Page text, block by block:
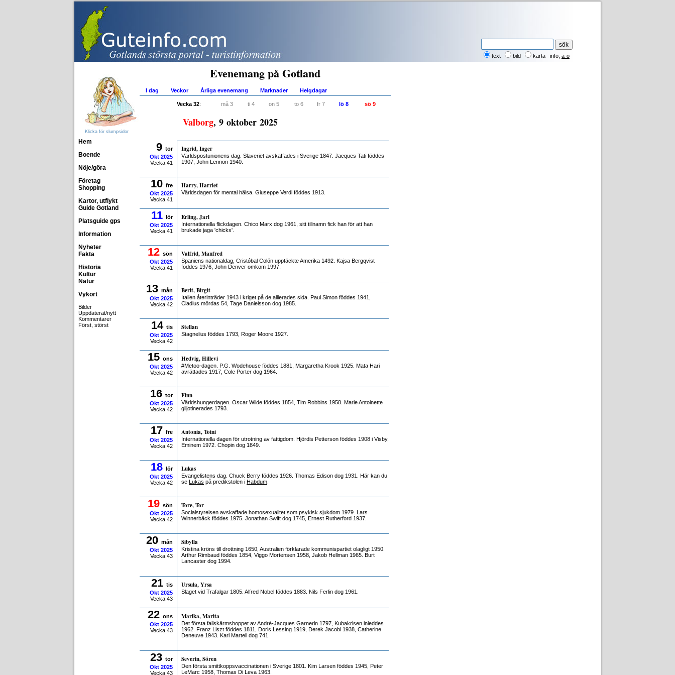
text bild karta info a-ö
Klicka för slumpsidor
Hem
Boende
Nöje/göra
Företag
Shopping
Kartor, utflykt
Guide Gotland
Platsguide gps
Information
Nyheter
Fakta
Historia
Kultur
Natur
Vykort
Bilder
Uppdaterat/nytt
Kommentarer
Först, störst
Evenemang på Gotland
I dag Veckor Årliga evenemang Marknader Helgdagar
Vecka 32: må 3 ti 4 on 5 to 6 fr 7 lö 8 sö 9
Valborg, 9 oktober 2025
9 tor
Okt 2025
Vecka 41
Ingrid, Inger
Världspostunionens dag. Slaveriet avskaffades i Sverige 1847. Jacques Tati föddes
1907, John Lennon 1940.
10 fre
Okt 2025
Vecka 41
Harry, Harriet
Världsdagen för mental hälsa. Giuseppe Verdi föddes 1913.
11 lör
Okt 2025
Vecka 41
Erling, Jarl
Internationella flickdagen. Chico Marx dog 1961, sitt tillnamn fick han för att han
brukade jaga 'chicks'.
12 sön
Okt 2025
Vecka 41
Valfrid, Manfred
Spaniens nationaldag, Cristóbal Colón upptäckte Amerika 1492. Kajsa Bergqvist
föddes 1976, John Denver omkom 1997.
13 mån
Okt 2025
Vecka 42
Berit, Birgit
Italien återinträder 1943 i kriget på de allierades sida. Paul Simon föddes 1941,
Cladius mördas 54, Tage Danielsson dog 1985.
14 tis
Okt 2025
Vecka 42
Stellan
Stagnelius föddes 1793, Roger Moore 1927.
15 ons
Okt 2025
Vecka 42
Hedvig, Hillevi
#Metoo-dagen. P.G. Wodehouse föddes 1881, Margaretha Krook 1925. Mata Hari
avrättades 1917, Cole Porter dog 1964.
16 tor
Okt 2025
Vecka 42
Finn
Världshungerdagen. Oscar Wilde föddes 1854, Tim Robbins 1958. Marie Antoinette
giljotinerades 1793.
17 fre
Okt 2025
Vecka 42
Antonia, Toini
Internationella dagen för utrotning av fattigdom. Hjördis Petterson föddes 1908 i Visby,
Eminem 1972. Chopin dog 1849.
18 lör
Okt 2025
Vecka 42
Lukas
Evangelistens dag. Chuck Berry föddes 1926. Thomas Edison dog 1931. Här kan du
se Lukas på predikstolen i Habdum
19 sön
Okt 2025
Vecka 42
Tore, Tor
Socialstyrelsen avskaffade homosexualitet som psykisk sjukdom 1979. Lars
Winnerbäck föddes 1975. Jonathan Swift dog 1745, Ernest Rutherford 1937.
20 mån
Okt 2025
Vecka 43
Sibylla
Kristina kröns till drottning 1650, Australien förklarade kommunispartiet olagligt 1950.
Arthur Rimbaud föddes 1854, Viggo Mortensen 1958, Jakob Hellman 1965. Burt
Lancaster dog 1994.
21 tis
Okt 2025
Vecka 43
Ursula, Yrsa
Slaget vid Trafalgar 1805. Alfred Nobel föddes 1883. Nils Ferlin dog 1961.
22 ons
Okt 2025
Vecka 43
Marika, Marita
Det första fallskärmshoppet av André-Jacques Garnerin 1797, Kubakrisen inleddes
1962. Franz Liszt föddes 1811, Doris Lessing 1919, Derek Jacobi 1938, Catherine
Deneuve 1943. Karl Martell dog 741.
23 tor
Okt 2025
Vecka 43
Severin, Sören
Den första smittkoppsvaccinationen i Sverige 1801. Kim Larsen föddes 1945, Peter
LeMarc 1958, Thomas Di Leva 1963.